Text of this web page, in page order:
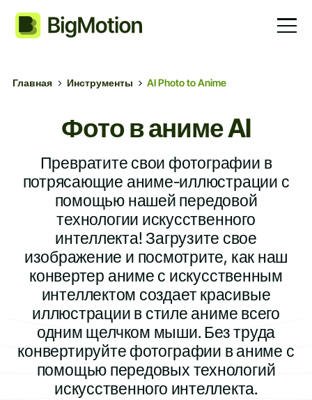
Главная Инструменты AI Photo to Anime
Фото в аниме AI
Превратите свои фотографии в
потрясающие аниме-иллюстрации с
помощью нашей передовой
технологии искусственного
интеллекта! Загрузите свое
изображение и посмотрите, как наш
конвертер аниме с искусственным
интеллектом создает красивые
иллюстрации в стиле аниме всего
одним щелчком мыши. Без труда
конвертируйте фотографии в аниме с
помощью передовых технологий
искусственного интеллекта.